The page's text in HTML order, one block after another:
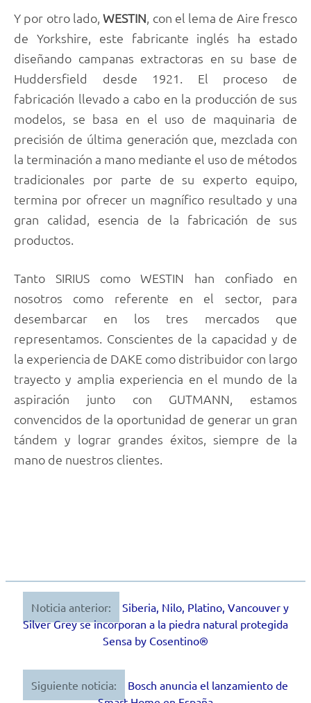
Y por otro lado,WESTIN, con el lema de Aire fresco
de Yorkshire, este fabricante inglés ha estado
diseñando campanas extractoras en su base de
Huddersfield desde 1921. El proceso de
fabricación llevado a cabo en la producción de sus
modelos, se basa en el uso de maquinaria de
precisión de última generación que, mezclada con
la terminación a mano mediante el uso de métodos
tradicionales por parte de su experto equipo,
termina por ofrecer un magnífico resultado y una
gran calidad, esencia de la fabricación de sus
productos.
Tanto SIRIUS como WESTIN han confiado en
nosotros como referente en el sector, para
desembarcar en los tres mercados que
representamos. Conscientes de la capacidad y de
la experiencia de DAKE como distribuidor con largo
trayecto y amplia experiencia en el mundo de la
aspiración junto con GUTMANN, estamos
convencidos de la oportunidad de generar un gran
tándem y lograr grandes éxitos, siempre de la
mano de nuestros clientes.
Navegación
Noticia anterior:
Siberia, Nilo, Platino, Vancouver y
Silver Grey se incorporan a la piedra natural protegida
Sensa by Cosentino®
Siguiente noticia:
Bosch anuncia el lanzamiento de